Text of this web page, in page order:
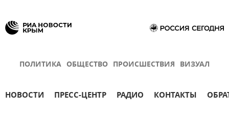
ПОЛИТИКА ОБЩЕСТВО ПРОИСШЕСТВИЯ ВИЗУАЛ
НОВОСТИ ПРЕСС-ЦЕНТР РАДИО КОНТАКТЫ